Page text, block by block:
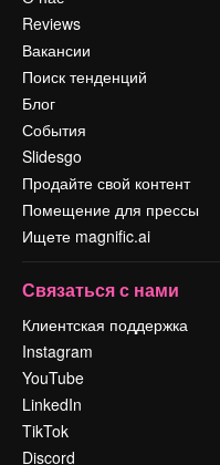
Reviews
Вакансии
Поиск тенденций
Блог
События
Slidesgo
Продайте свой контент
Помещение для прессы
Ищете magnific.ai
Связаться с нами
Клиентская поддержка
Instagram
YouTube
LinkedIn
TikTok
Discord